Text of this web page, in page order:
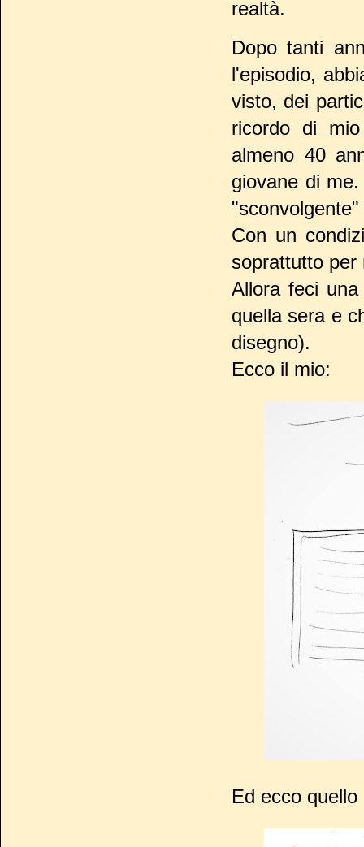
realtà.
Dopo tanti
l'episodio,
visto, dei
ricordo di
almeno 40
giovane di
Con un
soprattutto per
Allora feci
quella sera e
disegno).
Ecco il mio:
Ed ecco